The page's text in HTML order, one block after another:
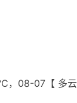
，08-07【 多